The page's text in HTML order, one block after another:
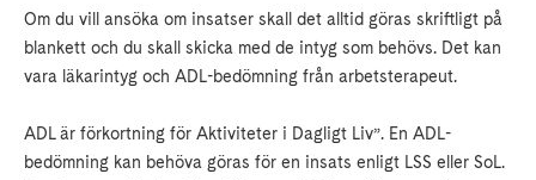
Om du vill ansöka om insatser skall det alltid göras skriftligt på
blankett och du skall skicka med de intyg som behövs. Det kan
vara läkarintyg och ADL-bedömning från arbetsterapeut.
ADL är förkortning för Aktiviteter i Dagligt Liv”. En ADL-
bedömning kan behöva göras för en insats enligt LSS eller SoL.